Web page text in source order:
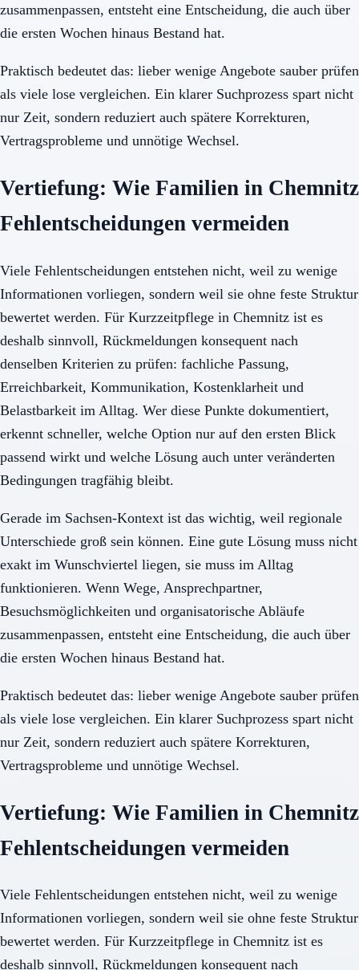
zusammenpassen, entsteht eine Entscheidung, die auch über
die ersten Wochen hinaus Bestand hat.
Praktisch bedeutet das: lieber wenige Angebote sauber prüfen
als viele lose vergleichen. Ein klarer Suchprozess spart nicht
nur Zeit, sondern reduziert auch spätere Korrekturen,
Vertragsprobleme und unnötige Wechsel.
Vertiefung: Wie Familien in Chemnitz
Fehlentscheidungen vermeiden
Viele Fehlentscheidungen entstehen nicht, weil zu wenige
Informationen vorliegen, sondern weil sie ohne feste Struktur
bewertet werden. Für Kurzzeitpflege in Chemnitz ist es
deshalb sinnvoll, Rückmeldungen konsequent nach
denselben Kriterien zu prüfen: fachliche Passung,
Erreichbarkeit, Kommunikation, Kostenklarheit und
Belastbarkeit im Alltag. Wer diese Punkte dokumentiert,
erkennt schneller, welche Option nur auf den ersten Blick
passend wirkt und welche Lösung auch unter veränderten
Bedingungen tragfähig bleibt.
Gerade im Sachsen-Kontext ist das wichtig, weil regionale
Unterschiede groß sein können. Eine gute Lösung muss nicht
exakt im Wunschviertel liegen, sie muss im Alltag
funktionieren. Wenn Wege, Ansprechpartner,
Besuchsmöglichkeiten und organisatorische Abläufe
zusammenpassen, entsteht eine Entscheidung, die auch über
die ersten Wochen hinaus Bestand hat.
Praktisch bedeutet das: lieber wenige Angebote sauber prüfen
als viele lose vergleichen. Ein klarer Suchprozess spart nicht
nur Zeit, sondern reduziert auch spätere Korrekturen,
Vertragsprobleme und unnötige Wechsel.
Vertiefung: Wie Familien in Chemnitz
Fehlentscheidungen vermeiden
Viele Fehlentscheidungen entstehen nicht, weil zu wenige
Informationen vorliegen, sondern weil sie ohne feste Struktur
bewertet werden. Für Kurzzeitpflege in Chemnitz ist es
deshalb sinnvoll, Rückmeldungen konsequent nach